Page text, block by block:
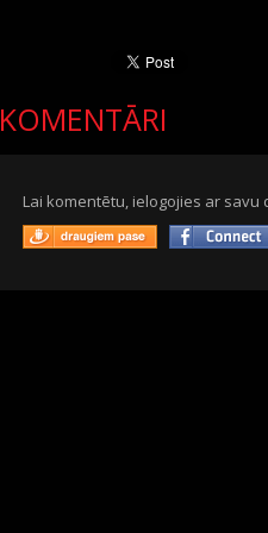
KOMENTĀRI
Lai komentētu, ielogojies ar savu